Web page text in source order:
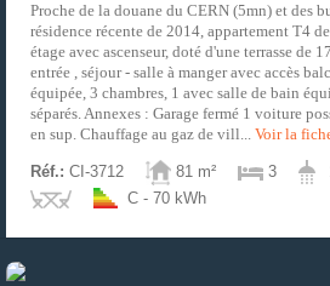
Proche de la douane du CERN (5mn) et des
résidence récente de 2014, appartement T4
étage avec ascenseur, doté d'une terrasse de
entrée , séjour - salle à manger avec accès
équipée, 3 chambres, 1 avec salle de bain
séparés. Annexes : Garage fermé 1 voiture
en sup. Chauffage au gaz de vill... Voir la
Réf.: CI-3712 81 m² 3
C - 70 kWh